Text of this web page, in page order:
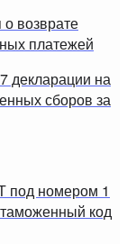
возврате
платежей
декларации на
сборов за
под номером 1
код